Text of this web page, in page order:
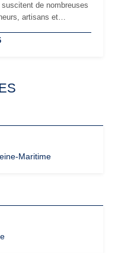
de nombreuses
artisans et
TVA : les règles
Maritime